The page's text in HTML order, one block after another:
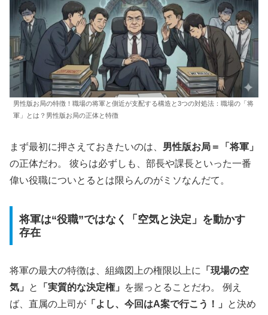
男性版お局の特徴！職場の将軍と側近が支配する構造と3つの対処法：職場の「将
軍」とは？男性版お局の正体と特徴
まず最初に押さえておきたいのは、 男性版お局＝「将軍」
の正体だわ。 彼らは必ずしも、部長や課長といった一番
偉い役職についとるとは限らんのがミソなんだて。
将軍は“役職”ではなく「空気と決定」を動かす
存在
将軍の最大の特徴は、組織図上の権限以上に 「現場の空
気」
と 「実質的な決定権」
を握っとることだわ。 例え
ば、直属の上司が 「よし、今回はA案で行こう！」
と決め